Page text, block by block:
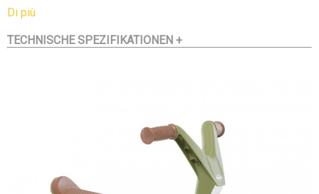
Kinder
Gokartfahren
ausklappbare Pedale, vier flüsterleise Reifen, die
Direct-Drive-System, welches das Fahren ganz einfach
Di più
TECHNISCHE SPEZIFIKATIONEN +